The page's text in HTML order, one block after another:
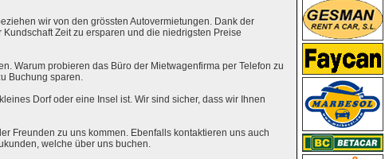
wir von den grössten Autovermietungen. Dank der
Zeit zu ersparen und die niedrigsten Preise
Warum probieren das Büro der Mietwagenfirma per Telefon zu
Buchung sparen.
Dorf oder eine Insel ist. Wir sind sicher, dass wir Ihnen
Freunden zu uns kommen. Ebenfalls kontaktieren uns auch
welche über uns buchen.